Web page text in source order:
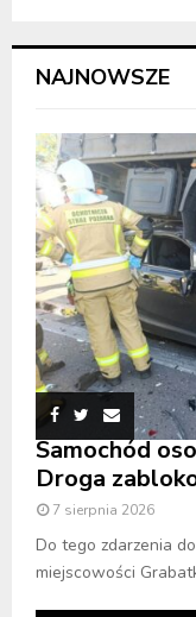
NAJNOWSZE
Samochód
Droga
7 sierpnia 2026
Do tego zdarzenia
miejscowości